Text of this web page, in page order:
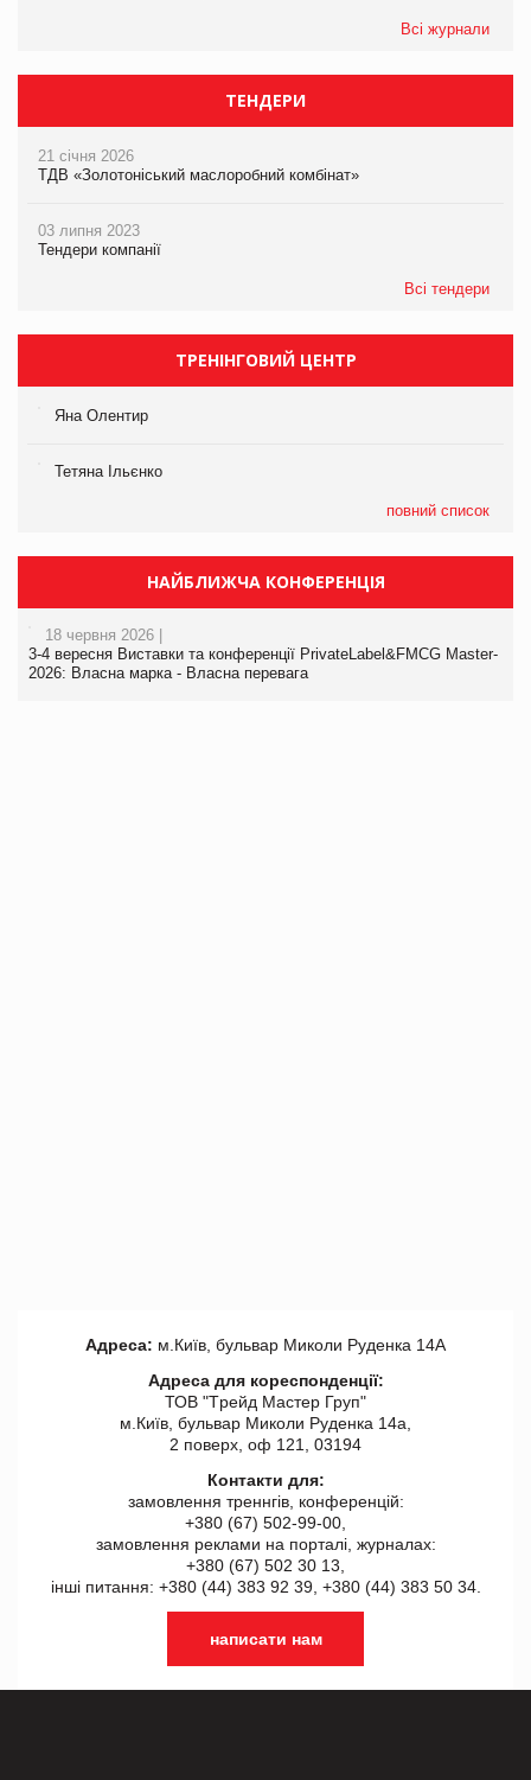
Всі журнали
ТЕНДЕРИ
21 січня 2026
ТДВ «Золотоніський маслоробний комбінат»
03 липня 2023
Тендери компанії
Всі тендери
ТРЕНІНГОВИЙ ЦЕНТР
Яна Олентир
Тетяна Ільєнко
повний список
НАЙБЛИЖЧА КОНФЕРЕНЦІЯ
18 червня 2026 |
3-4 вересня Виставки та конференції PrivateLabel&FMCG Master-
2026: Власна марка - Власна перевага
Адреса: м.Київ, бульвар Миколи Руденка 14А
Адреса для кореспонденції:
ТОВ "Tрейд Мастер Груп"
м.Київ, бульвар Миколи Руденка 14а,
2 поверх, оф 121, 03194
Контакти для:
замовлення треннгів, конференцій:
+380 (67) 502-99-00,
замовлення реклами на порталі, журналах:
+380 (67) 502 30 13,
інші питання: +380 (44) 383 92 39, +380 (44) 383 50 34.
написати нам